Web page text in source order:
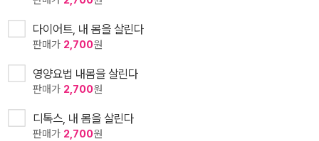
다이어트, 내 몸을 살린다
판매가 2,700원
영양요법 내몸을 살린다
판매가 2,700원
디톡스, 내 몸을 살린다
판매가 2,700원